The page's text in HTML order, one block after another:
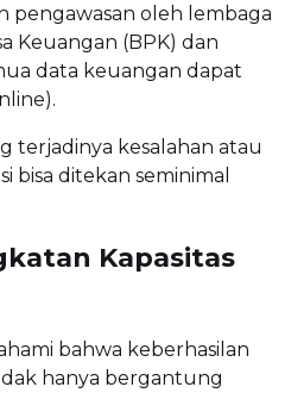
pengawasan oleh lembaga
Keuangan (BPK) dan
data keuangan dapat
terjadinya kesalahan atau
bisa ditekan seminimal
Kapasitas
bahwa keberhasilan
hanya bergantung